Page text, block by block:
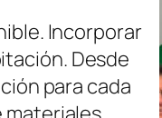
Incorporar
Desde
para cada